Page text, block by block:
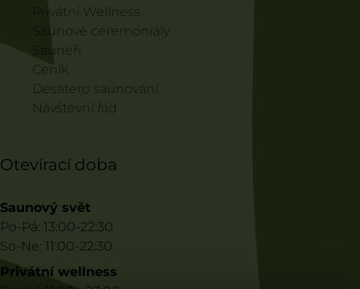
Privátní Wellness
Saunové ceremoniály
Saunéři
Ceník
Desatero saunování
Návštěvní řád
Otevírací doba
Saunový svět
Po-Pá: 13:00-22:30
So-Ne: 11:00-22:30
Privátní wellness